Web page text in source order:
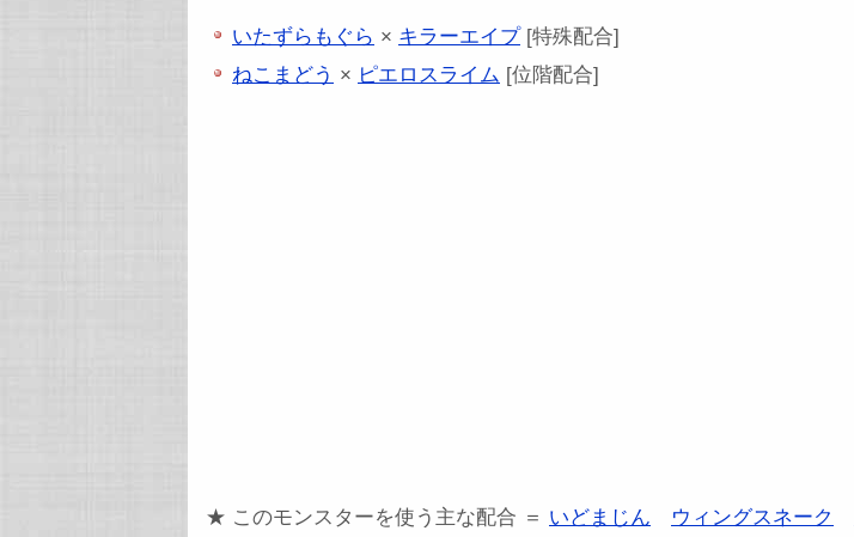
いたずらもぐら × キラーエイプ[特殊配合]
ねこまどう × ピエロスライム [位階配合]
★ このモンスターを使う主な配合 ＝ いどまじん ウィングスネーク